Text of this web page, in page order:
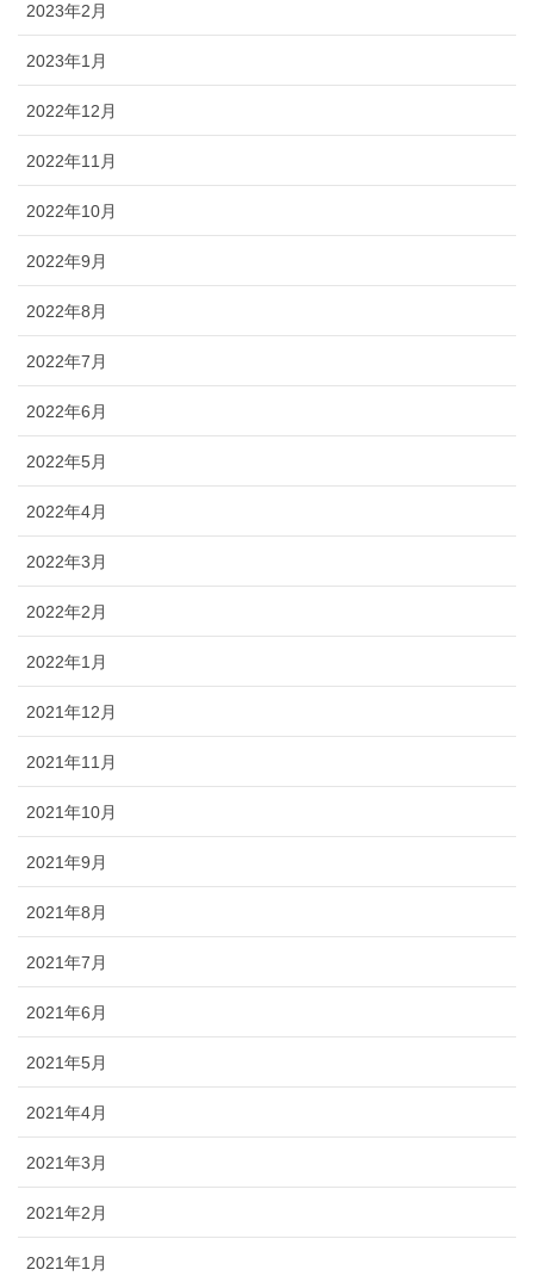
2023年2月
2023年1月
2022年12月
2022年11月
2022年10月
2022年9月
2022年8月
2022年7月
2022年6月
2022年5月
2022年4月
2022年3月
2022年2月
2022年1月
2021年12月
2021年11月
2021年10月
2021年9月
2021年8月
2021年7月
2021年6月
2021年5月
2021年4月
2021年3月
2021年2月
2021年1月